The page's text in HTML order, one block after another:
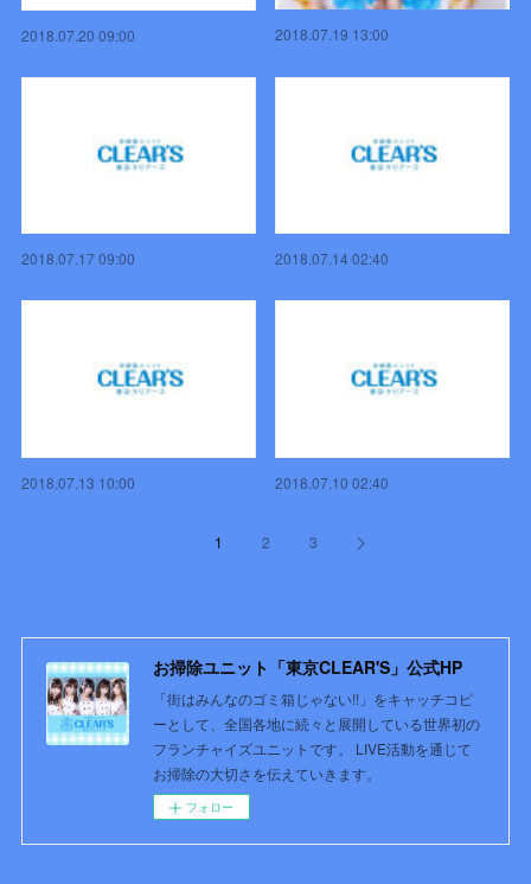
2018.07.20 09:00 2018.07.19 13:00
2018.07.17 09:00 2018.07.14 02:40
2018.07.13 10:00 2018.07.10 02:40
1 2 3
お掃除ユニット「東京CLEAR'S」公式HP
「街はみんなのゴミ箱じゃない!!」をキャッチコピ
ーとして、全国各地に続々と展開している世界初の
フランチャイズユニットです。 LIVE活動を通じて
お掃除の大切さを伝えていきます。
フォロー